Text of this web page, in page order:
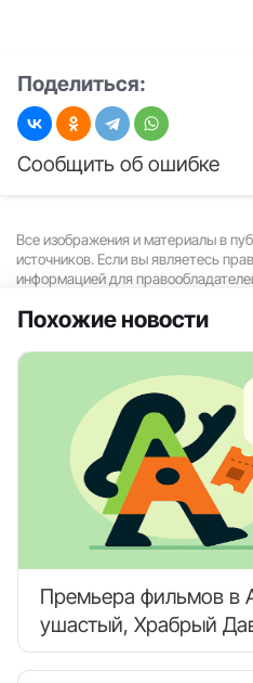
Поделиться:
Сообщить об ошибке
Все изображения и материалы в
источников. Если вы являетесь
информацией для
Похожие новости
Премьера фильмов в
ушастый, Храбрый